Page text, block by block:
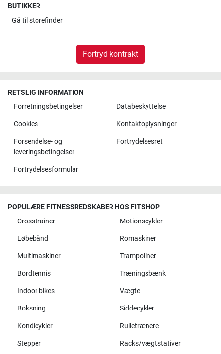
BUTIKKER
Gå til storefinder
Fortryd kontrakt
RETSLIG INFORMATION
Forretningsbetingelser
Databeskyttelse
Cookies Kontaktoplysninger
Forsendelse- og
leveringsbetingelser
Fortrydelsesret
Fortrydelsesformular
POPULÆRE FITNESSREDSKABER HOS FITSHOP
Crosstrainer
Motionscykler
Løbebånd Romaskiner
Multimaskiner Trampoliner
Bordtennis Træningsbænk
Indoor bikes Vægte
Boksning Siddecykler
Kondicykler Rulletrænere
Stepper Racks/vægtstativer